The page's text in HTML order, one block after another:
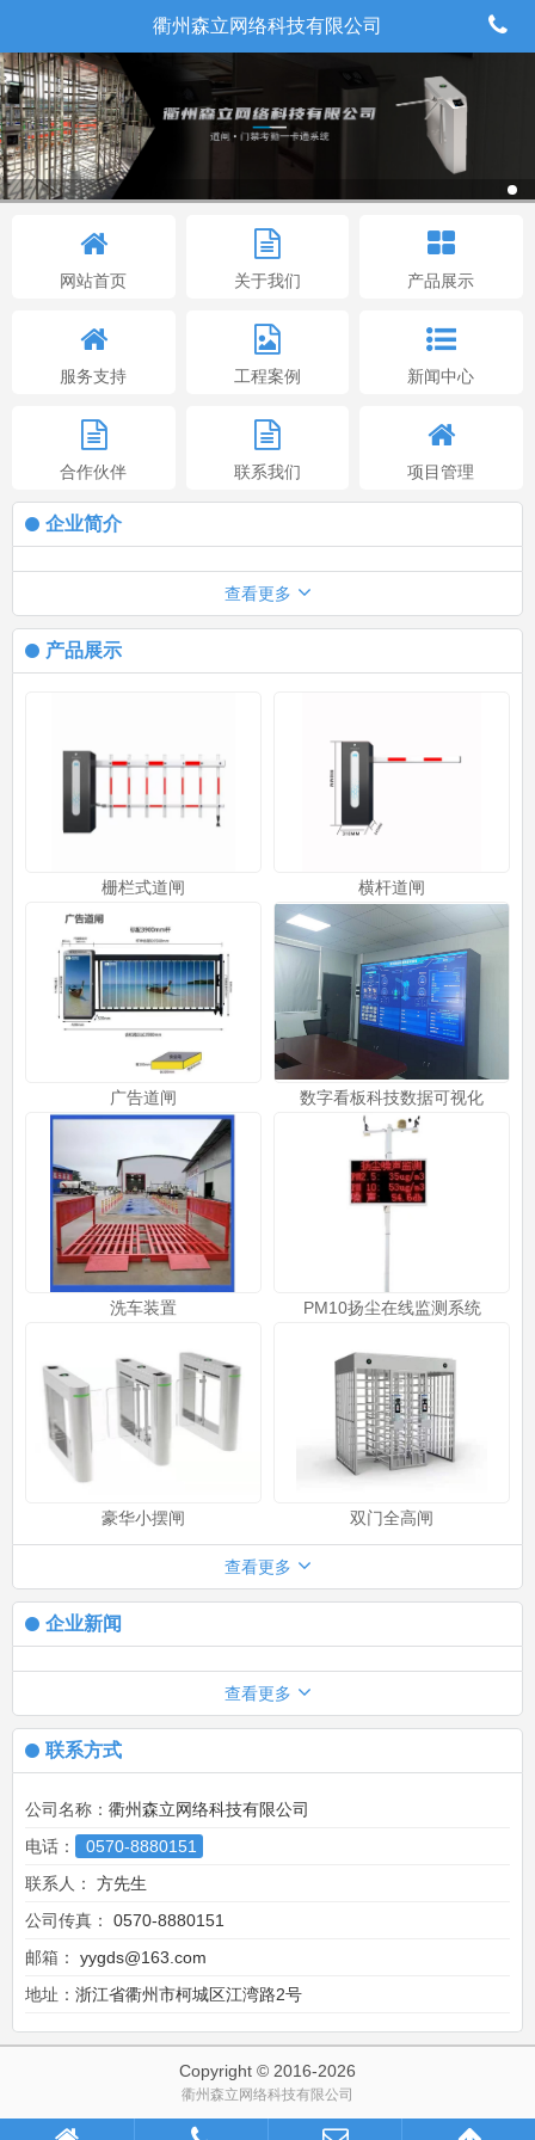
衢州森立网络科技有限公司
网站首页 关于我们 产品展示
服务支持 工程案例 新闻中心
合作伙伴 联系我们 项目管理
企业简介
查看更多
产品展示
栅栏式道闸 横杆道闸
广告道闸 数字看板科技数据可视化
洗车装置 PM10扬尘在线监测系统
豪华小摆闸 双门全高闸
查看更多
企业新闻
查看更多
联系方式
公司名称： 衢州森立网络科技有限公司
电话：
0570-8880151
联系人：
方先生
公司传真：
0570-8880151
邮箱：
yygds@163.com
地址： 浙江省衢州市柯城区江湾路2号
Copyright © 2016-2026
衢州森立网络科技有限公司